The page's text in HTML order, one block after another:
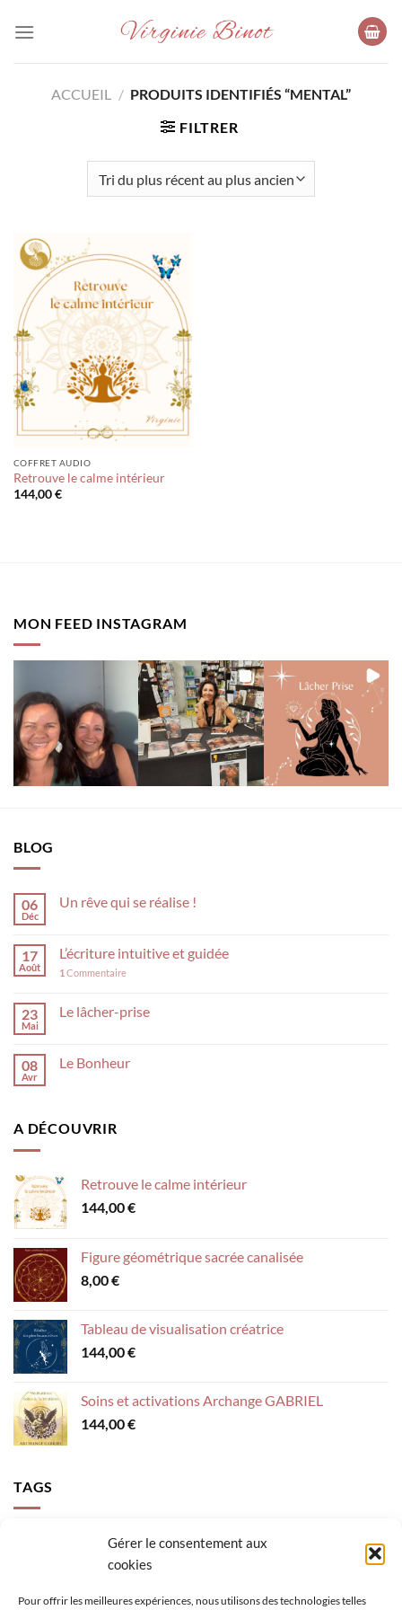
Gérer le consentement aux
cookies
Pour offrir les meilleures expériences, nous utilisons des technologies telles
ACCUEIL / PRODUITS IDENTIFIÉS “MENTAL”
FILTRER
COFFRET AUDIO
Retrouve le calme intérieur
144,00€
MON FEED INSTAGRAM
BLOG
06
Déc
Un rêve qui se réalise !
17
Août
L’écriture intuitive et guidée
1 Commentaire
23
Mai
Le lâcher-prise
08
Avr
Le Bonheur
A DÉCOUVRIR
Retrouve le calme intérieur
144,00€
Figure géométrique sacrée canalisée
8,00€
Tableau de visualisation créatrice
144,00€
Soins et activations Archange GABRIEL
144,00€
TAGS
accompagnement activer sa lumière
Archange Gabriel
canalisation
création
figure géométrique sacrée loi de l'attraction mental